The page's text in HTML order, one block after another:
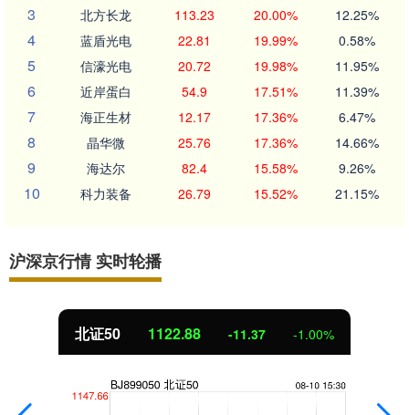
3 北方长龙 113.23 20.00% 12.25%
4 蓝盾光电 22.81 19.99% 0.58%
5 信濠光电 20.72 19.98% 11.95%
6 近岸蛋白 54.9 17.51% 11.39%
7 海正生材 12.17 17.36% 6.47%
8 晶华微 25.76 17.36% 14.66%
9 海达尔 82.4 15.58% 9.26%
10 科力装备 26.79 15.52% 21.15%
沪深京行情 实时轮播
北证50 1122.88 -11.37 -1.00%